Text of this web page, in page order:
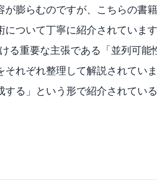
膨らむのですが、こちらの書
ついて丁寧に紹介されていま
る重要な主張である「並列可
れぞれ整理して解説されてい
る」という形で紹介されてい